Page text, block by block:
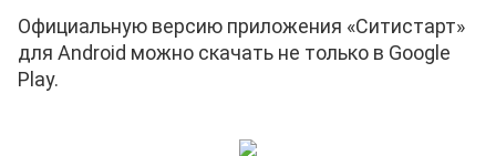
Официальную версию приложения «Ситистарт»
для Android можно скачать не только в Google
Play.